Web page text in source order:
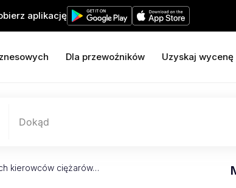
aplikację
Dla przewoźników Uzyskaj wycenę
Dokąd
kierowców ciężarów…